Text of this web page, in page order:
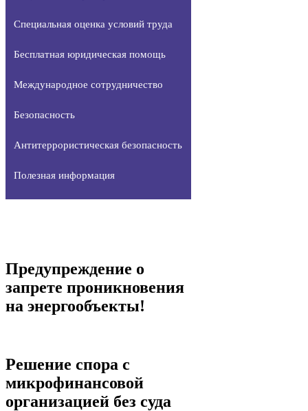
Специальная оценка условий труда
Бесплатная юридическая помощь
Международное сотрудничество
Безопасность
Антитеррористическая безопасность
Полезная информация
Предупреждение о
запрете проникновения
на энергообъекты!
Решение спора с
микрофинансовой
организацией без суда